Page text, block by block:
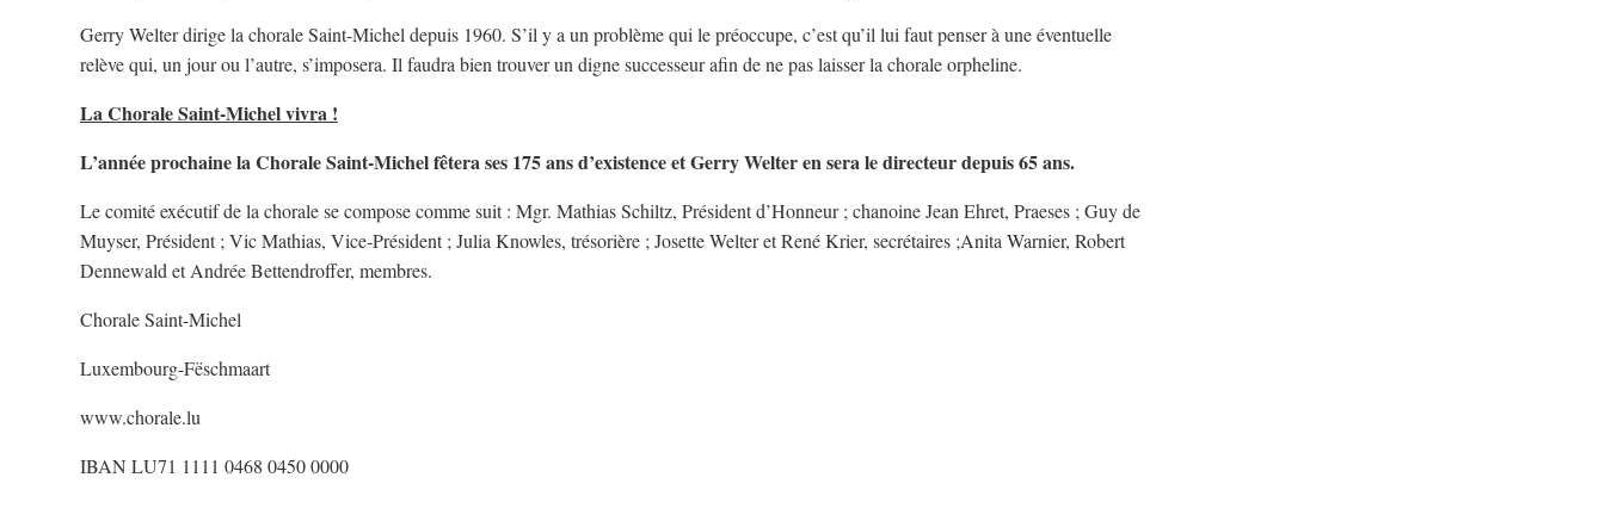
Gerry Welter dirige la chorale Saint-Michel depuis 1960. S’il y a un problème qui le préoccupe, c’est qu’il lui faut penser à une éventuelle
relève qui, un jour ou l’autre, s’imposera. Il faudra bien trouver un digne successeur afin de ne pas laisser la chorale orpheline.
La Chorale Saint-Michel vivra !
L’année prochaine la Chorale Saint-Michel fêtera ses 175 ans d’existence et Gerry Welter en sera le directeur depuis 65 ans.
Le comité exécutif de la chorale se compose comme suit : Mgr. Mathias Schiltz, Président d’Honneur ; chanoine Jean Ehret, Praeses ; Guy de
Muyser, Président ; Vic Mathias, Vice-Président ; Julia Knowles, trésorière ; Josette Welter et René Krier, secrétaires ;Anita Warnier, Robert
Dennewald et Andrée Bettendroffer, membres.
Chorale Saint-Michel
Luxembourg-Fëschmaart
www.chorale.lu
IBAN LU71 1111 0468 0450 0000